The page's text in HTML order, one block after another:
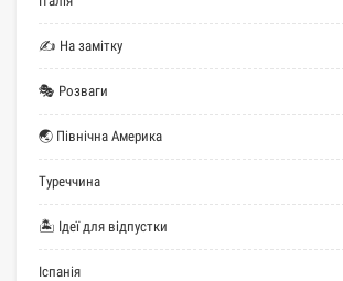
✍ На замітку
🎭 Розваги
🌏 Північна Америка
Туреччина
🏝 Ідеї для відпустки
Іспанія